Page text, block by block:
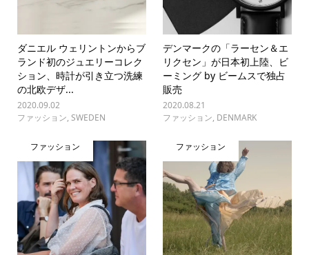
ダニエル ウェリントンからブ
ランド初のジュエリーコレク
ション、時計が引き立つ洗練
の北欧デザ...
2020.09.02
ファッション, SWEDEN
デンマークの「ラーセン＆エ
リクセン」が日本初上陸、ビ
ーミング by ビームスで独占
販売
2020.08.21
ファッション, DENMARK
ファッション ファッション